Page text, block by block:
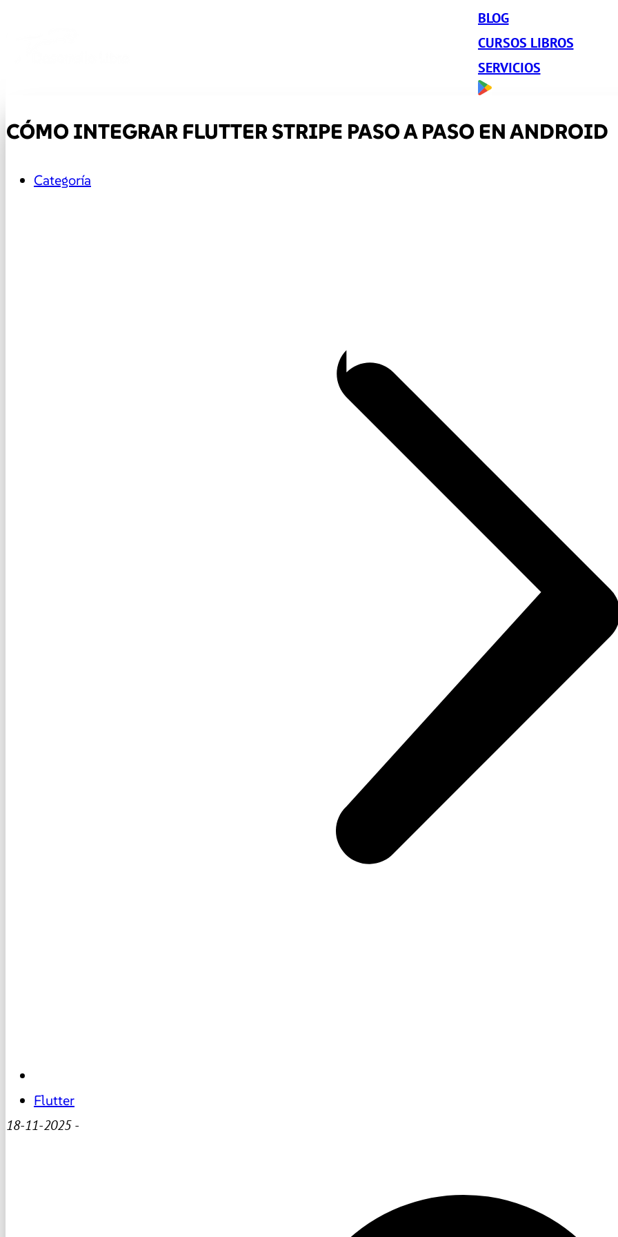
BLOG
CURSOS LIBROS
SERVICIOS
CÓMO INTEGRAR FLUTTER STRIPE PASO A PASO EN ANDROID
Categoría
Flutter
18-11-2025-